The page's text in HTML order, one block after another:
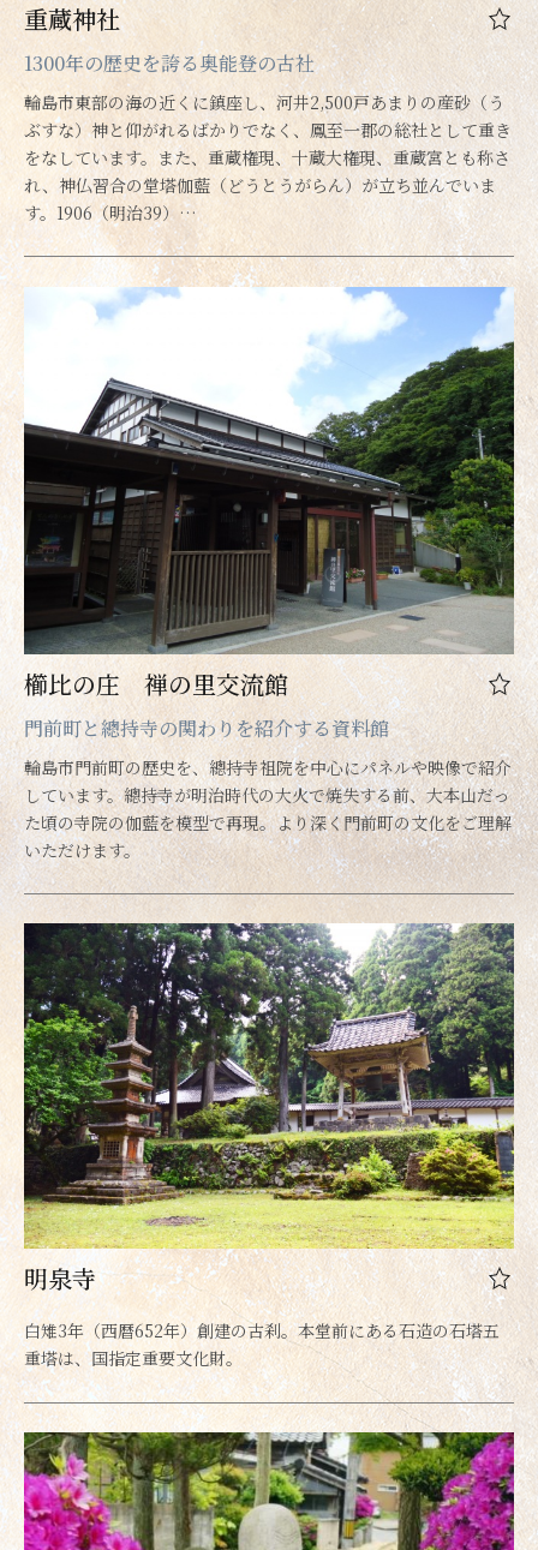
重蔵神社
1300年の歴史を誇る奥能登の古社
輪島市東部の海の近くに鎮座し、河井2,500戸あまりの産砂（う
ぶすな）神と仰がれるばかりでなく、鳳至一郡の総社として重き
をなしています。また、重蔵権現、十蔵大権現、重蔵宮とも称さ
れ、神仏習合の堂塔伽藍（どうとうがらん）が立ち並んでいま
す。1906（明治39）…
櫛比の庄 禅の里交流館
門前町と總持寺の関わりを紹介する資料館
輪島市門前町の歴史を、總持寺祖院を中心にパネルや映像で紹介
しています。總持寺が明治時代の大火で焼失する前、大本山だっ
た頃の寺院の伽藍を模型で再現。より深く門前町の文化をご理解
いただけます。
明泉寺
白雉3年（西暦652年）創建の古刹。本堂前にある石造の石塔五
重塔は、国指定重要文化財。